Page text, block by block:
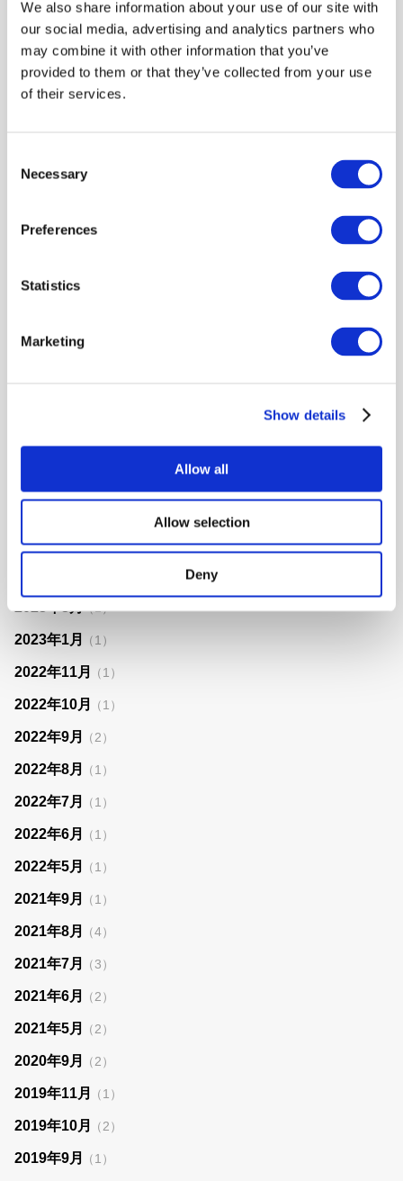
We also share information about your use of our site with
our social media, advertising and analytics partners who
may combine it with other information that you’ve
provided to them or that they’ve collected from your use
of their services.
Selection
Necessary
Preferences
Statistics
Marketing
Show details
Allow all
Allow selection
Deny
2025年3月 （2）
2025年2月（1）
2025年1月（1）
2024年10月
2024年5月
2024年3月（2）
2023年9月（1）
2023年5月（1）
（1）
2023年1月 （1）
2022年11月 （1）
2022年10月 （1）
2022年9月 （2）
2022年8月 （1）
2022年7月 （1）
2022年6月 （1）
2022年5月 （1）
2021年9月 （1）
2021年8月 （4）
2021年7月 （3）
2021年6月 （2）
2021年5月 （2）
2020年9月 （2）
2019年11月 （1）
2019年10月 （2）
2019年9月 （1）